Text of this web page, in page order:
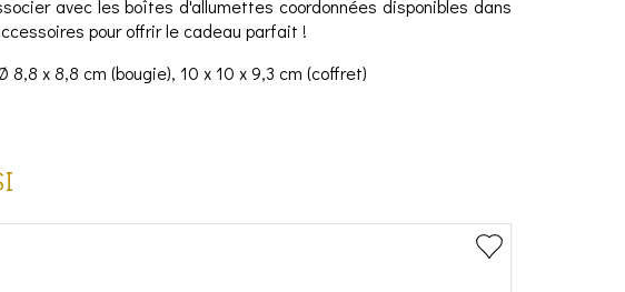
avec les boîtes d'allumettes coordonnées disponibles dans
pour offrir le cadeau parfait !
8,8 x 8,8 cm (bougie), 10 x 10 x 9,3 cm (coffret)